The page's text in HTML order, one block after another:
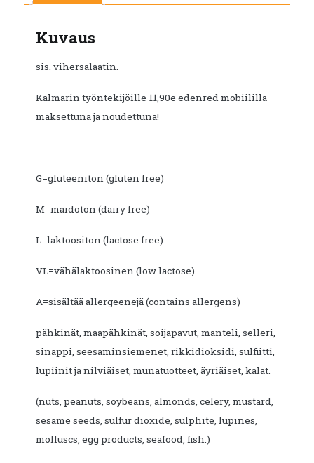
Kuvaus
sis. vihersalaatin.
Kalmarin työntekijöille 11,90e edenred mobiililla
maksettuna ja noudettuna!
G=gluteeniton (gluten free)
M=maidoton (dairy free)
L=laktoositon (lactose free)
VL=vähälaktoosinen (low lactose)
A=sisältää allergeenejä (contains allergens)
pähkinät, maapähkinät, soijapavut, manteli, selleri,
sinappi, seesaminsiemenet, rikkidioksidi, sulfiitti,
lupiinit ja nilviäiset, munatuotteet, äyriäiset, kalat.
(nuts, peanuts, soybeans, almonds, celery, mustard,
sesame seeds, sulfur dioxide, sulphite, lupines,
molluscs, egg products, seafood, fish.)